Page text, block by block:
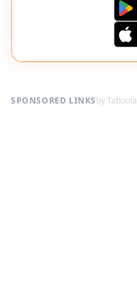
SPONSORED LINKSby Taboola